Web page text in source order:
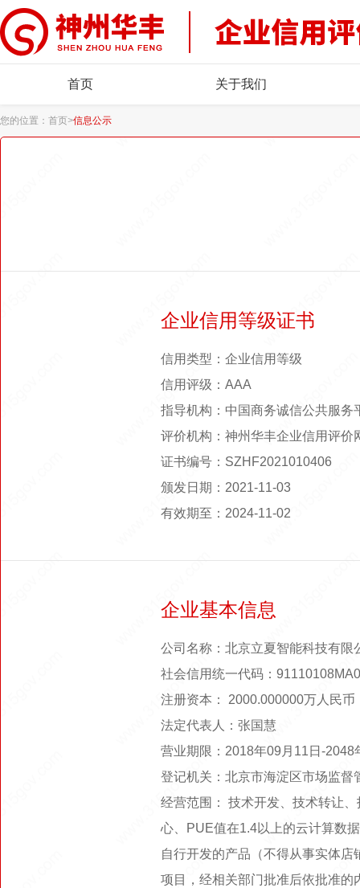
首页 关于我们
您的位置： 首页>信息公示
企业信用等级证书
信用类型：企业信用等级
信用评级：AAA
指导机构：中国商务诚信公共服务
评价机构：神州华丰企业信用评价
证书编号：SZHF2021010406
颁发日期：2021-11-03
有效期至：2024-11-02
企业基本信息
公司名称：北京立夏智能科技有限
社会信用统一代码：
注册资本： 2000.000000万人民币
法定代表人：张国慧
营业期限：2018年09月11日-
登记机关：北京市海淀区市场监督
经营范围： 技术开发、技术转让
心、PUE值在1.4以上的云计算数
自行开发的产品（不得从事实体
项目，经相关部门批准后依批准